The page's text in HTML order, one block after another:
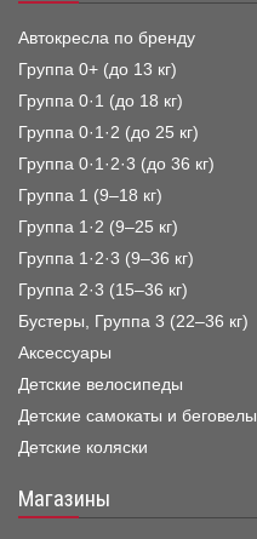
Автокресла по бренду
Группа 0+ (до 13 кг)
Группа 0·1 (до 18 кг)
Группа 0·1·2 (до 25 кг)
Группа 0·1·2·3 (до 36 кг)
Группа 1 (9–18 кг)
Группа 1·2 (9–25 кг)
Группа 1·2·3 (9–36 кг)
Группа 2·3 (15–36 кг)
Бустеры, Группа 3 (22–36 кг)
Аксессуары
Детские велосипеды
Детские самокаты и беговелы
Детские коляски
Магазины